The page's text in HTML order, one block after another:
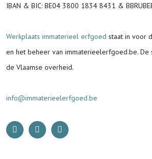
IBAN & BIC: BE04 3800 1834 8431 &
Werkplaats immaterieel erfgoed staat in voor
en het beheer van immaterieelerfgoed.be. De
de Vlaamse overheid.
info@immaterieelerfgoed.be